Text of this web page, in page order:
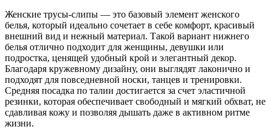
Женские трусы-слипы — это базовый элемент женского
белья, который идеально сочетает в себе комфорт, красивый
внешний вид и нежный материал. Такой вариант нижнего
белья отлично подходит для женщины, девушки или
подростка, ценящей удобный крой и элегантный декор.
Благодаря кружевному дизайну, они выглядят лаконично и
подходят для повседневной носки, танцев и тренировки.
Средняя посадка по талии достигается за счет эластичной
резинки, которая обеспечивает свободный и мягкий обхват, не
сдавливая кожу и позволяя дышать даже в активном ритме
жизни.